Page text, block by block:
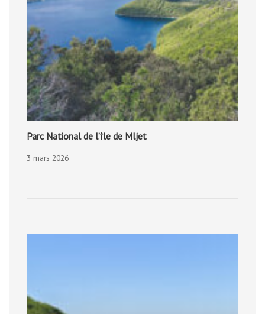
Parc National de l’île de Mljet
3 mars 2026